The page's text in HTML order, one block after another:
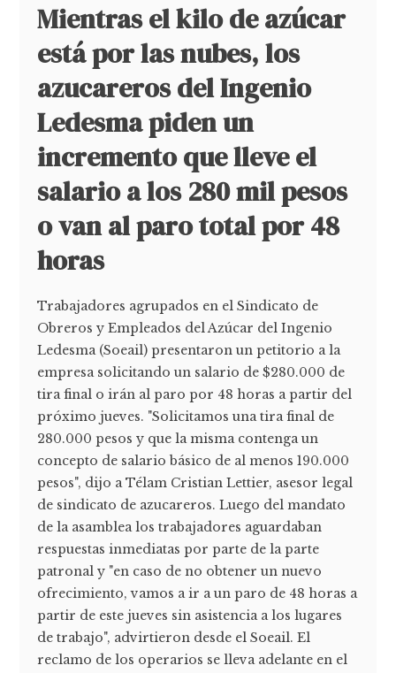
Mientras el kilo de azúcar
está por las nubes, los
azucareros del Ingenio
Ledesma piden un
incremento que lleve el
salario a los 280 mil pesos
o van al paro total por 48
horas
Trabajadores agrupados en el Sindicato de
Obreros y Empleados del Azúcar del Ingenio
Ledesma (Soeail) presentaron un petitorio a la
empresa solicitando un salario de $280.000 de
tira final o irán al paro por 48 horas a partir del
próximo jueves. "Solicitamos una tira final de
280.000 pesos y que la misma contenga un
concepto de salario básico de al menos 190.000
pesos", dijo a Télam Cristian Lettier, asesor legal
de sindicato de azucareros. Luego del mandato
de la asamblea los trabajadores aguardaban
respuestas inmediatas por parte de la parte
patronal y "en caso de no obtener un nuevo
ofrecimiento, vamos a ir a un paro de 48 horas a
partir de este jueves sin asistencia a los lugares
de trabajo", advirtieron desde el Soeail. El
reclamo de los operarios se lleva adelante en el